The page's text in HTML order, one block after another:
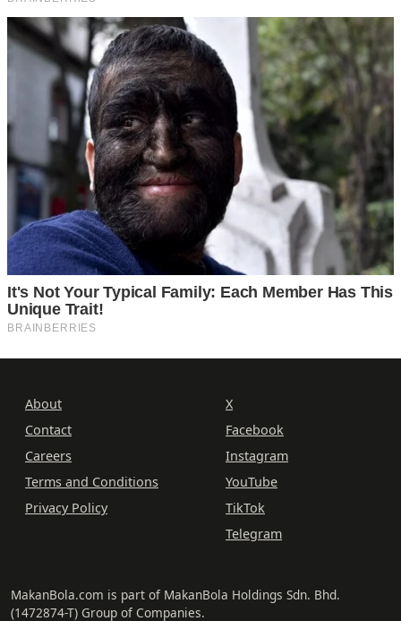
About
Contact
Careers
Terms and Conditions
Privacy Policy
X
Facebook
Instagram
YouTube
TikTok
Telegram
MakanBola.com is part of MakanBola Holdings Sdn. Bhd.
(1472874-T) Group of Companies.